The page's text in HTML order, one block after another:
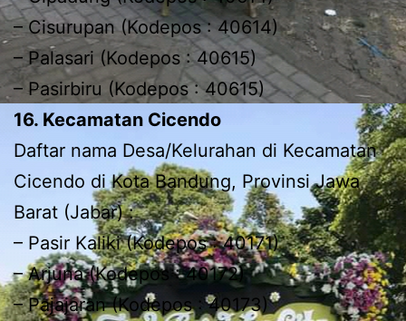
– Cisurupan (Kodepos : 40614)
– Palasari (Kodepos : 40615)
– Pasirbiru (Kodepos : 40615)
16. Kecamatan Cicendo
Daftar nama Desa/Kelurahan di Kecamatan
Cicendo di Kota Bandung, Provinsi Jawa
Barat (Jabar) :
– Pasir Kaliki (Kodepos : 40171)
– Arjuna (Kodepos : 40172)
– Pajajaran (Kodepos : 40173)